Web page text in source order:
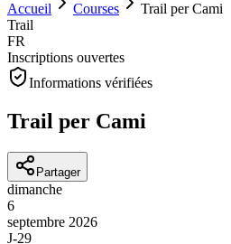
Accueil Courses
Trail per Cami
Trail
FR
Inscriptions ouvertes
Informations vérifiées
Trail per Cami
Partager
dimanche
6
septembre 2026
J-29